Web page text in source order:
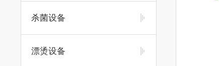
杀菌设备
漂烫设备